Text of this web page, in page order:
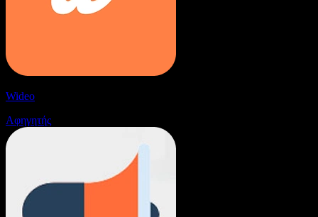
Wideo
Αφηγητής